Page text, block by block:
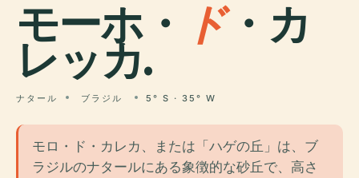
モーホ・ ド・カ
レッカ.
ナタール ブラジル 5° S · 35° W
モロ・ド・カレカ、または「ハゲの丘」は、ブ
ラジルのナタールにある象徴的な砂丘で、高さ